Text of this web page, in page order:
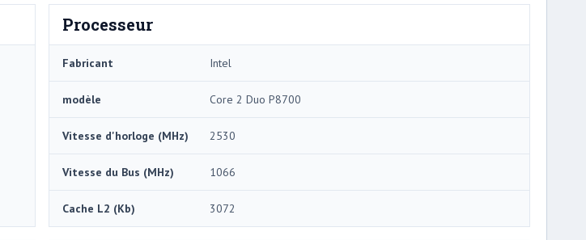
Processeur
Fabricant Intel
modèle Core 2 Duo P8700
Vitesse d'horloge (MHz) 2530
Vitesse du Bus (MHz) 1066
Cache L2 (Kb) 3072